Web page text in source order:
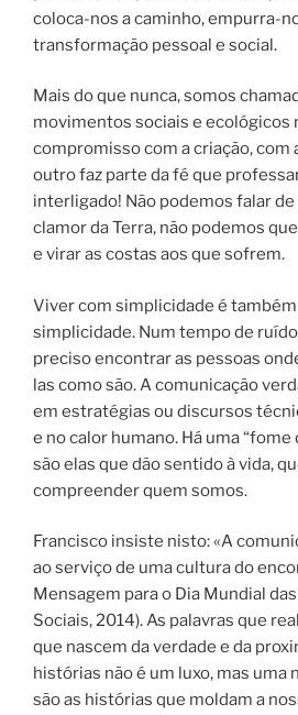
coloca-nos a caminho, empurra-
transformação pessoal e social.
Mais do que nunca, somos
movimentos sociais e ecológicos
compromisso com a criação, com
outro faz parte da fé que
interligado! Não podemos falar
clamor da Terra, não podemos
e virar as costas aos que sofrem.
Viver com simplicidade é
simplicidade. Num tempo de
preciso encontrar as pessoas
las como são. A comunicação
em estratégias ou discursos
e no calor humano. Há uma
são elas que dão sentido à vida,
compreender quem somos.
Francisco insiste nisto: «A
ao serviço de uma cultura do
Mensagem para o Dia Mundial
Sociais, 2014). As palavras que
que nascem da verdade e da
histórias não é um luxo, mas uma
são as histórias que moldam a